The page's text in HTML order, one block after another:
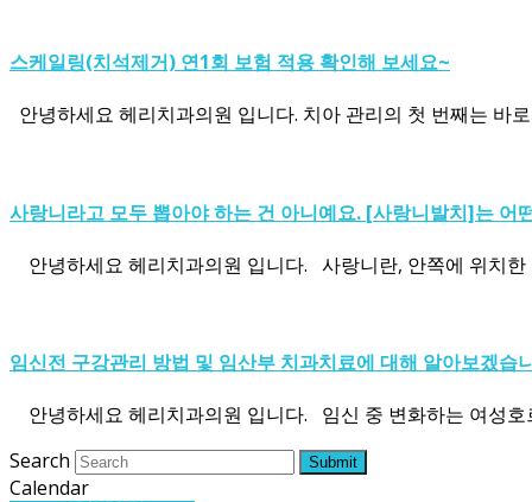
스케일링(치석제거) 연1회 보험 적용 확인해 보세요~
안녕하세요 헤리치과의원 입니다. 치아 관리의 첫 번째는 바
사랑니라고 모두 뽑아야 하는 건 아니예요. [사랑니발치]는 어
안녕하세요 헤리치과의원 입니다. 사랑니란, 안쪽에 위치
임신전 구강관리 방법 및 임산부 치과치료에 대해 알아보겠습
안녕하세요 헤리치과의원 입니다. 임신 중 변화하는 여성
Search
Submit
Calendar